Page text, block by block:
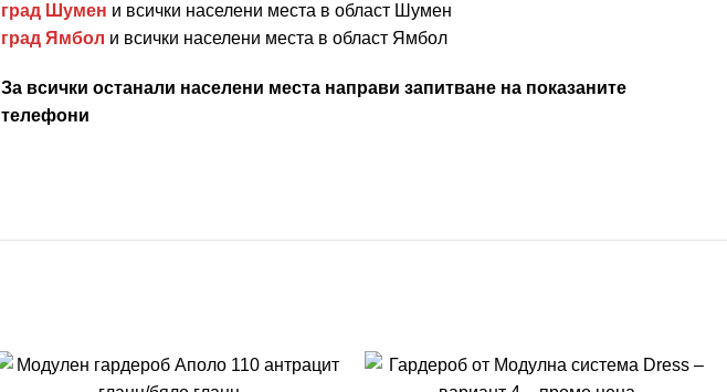
град Шумен и всички населени места в област Шумен
град Ямбол и всички населени места в област Ямбол
За всички останали населени места направи запитване на показаните
телефони